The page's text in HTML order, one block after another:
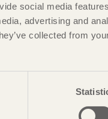
social media
advertising and
collected from
intresserade
har varit lika tillgängligt
av några viktiga